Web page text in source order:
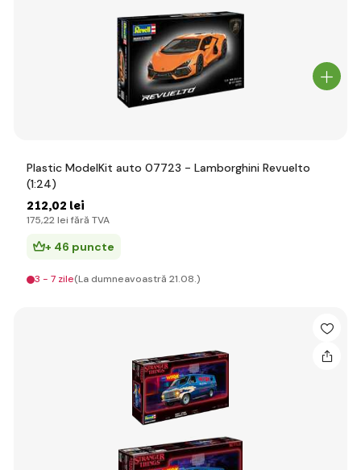
Plastic ModelKit auto 07723 - Lamborghini Revuelto
(1:24)
212,02 lei
175,22 lei fără TVA
+ 46 puncte
3 - 7 zile(La dumneavoastră 21.08.)